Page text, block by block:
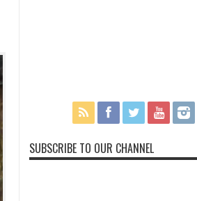
SUBSCRIBE TO OUR CHANNEL